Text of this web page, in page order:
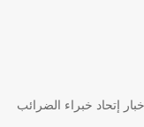
إتحاد خبراء الضرائب